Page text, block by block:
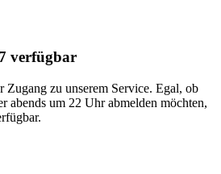
verfügbar
Zugang zu unserem Service. Egal, ob
abends um 22 Uhr abmelden möchten,